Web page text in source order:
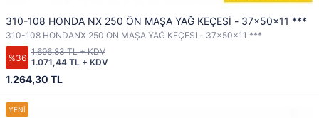
310-108 HONDA NX 250 ÖN MAŞA YAĞ KEÇESİ - 37x50x11 ***
310-108 HONDANX 250 ÖN MAŞA YAĞ KEÇESİ - 37x50x11 ***
%36
1.264,30 TL
1.071,44 TL + KDV
1.696,83 TL + KDV